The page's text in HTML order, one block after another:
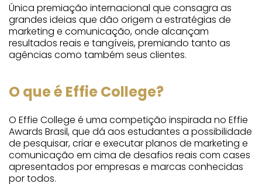
Única premiação internacional que consagra as
grandes ideias que dão origem a estratégias de
marketing e comunicação, onde alcançam
resultados reais e tangíveis, premiando tanto as
agências como também seus clientes.
O que é Effie College?
O Effie College é uma competição inspirada no Effie
Awards Brasil, que dá aos estudantes a possibilidade
de pesquisar, criar e executar planos de marketing e
comunicação em cima de desafios reais com cases
apresentados por empresas e marcas conhecidas
por todos.